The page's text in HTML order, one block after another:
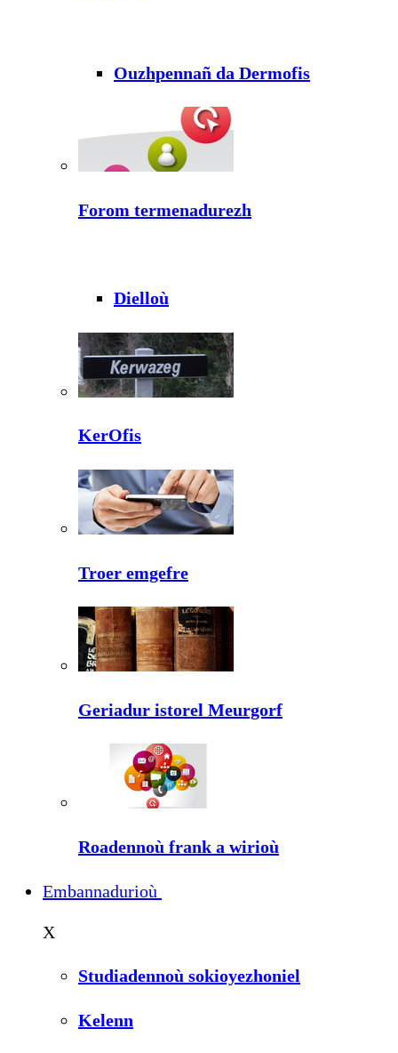
Ouzhpennañ da Dermofis
Forom termenadurezh
Dielloù
KerOfis
Troer emgefre
Geriadur istorel Meurgorf
Roadennoù frank a wirioù
Embannadurioù
X
Studiadennoù sokioyezhoniel
Kelenn